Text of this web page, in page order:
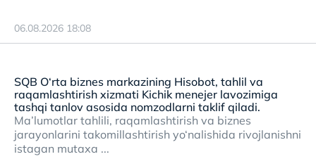
06.08.2026 18:08
SQB O‘rta biznes markazining Hisobot, tahlil va
raqamlashtirish xizmati Kichik menejer lavozimiga
tashqi tanlov asosida nomzodlarni taklif qiladi.
Ma’lumotlar tahlili, raqamlashtirish va biznes
jarayonlarini takomillashtirish yo‘nalishida rivojlanishni
istagan mutaxa ...